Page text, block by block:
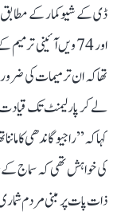
اور 74 ویں آئینی
تھا کہ ان ترمیمات کی
لے کر پارلیمنٹ تک
کہا کہ ’’راجیو گاندھی کا
کی خواہش تھی کہ سماج
ذات پات پر مبنی مردم